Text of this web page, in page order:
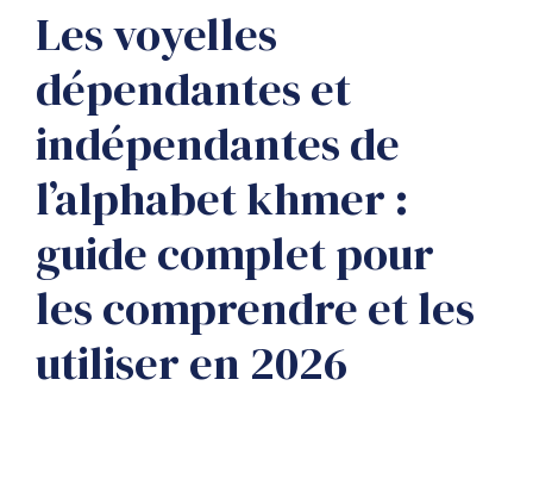
Les voyelles
dépendantes et
indépendantes de
l’alphabet khmer :
guide complet pour
les comprendre et les
utiliser en 2026